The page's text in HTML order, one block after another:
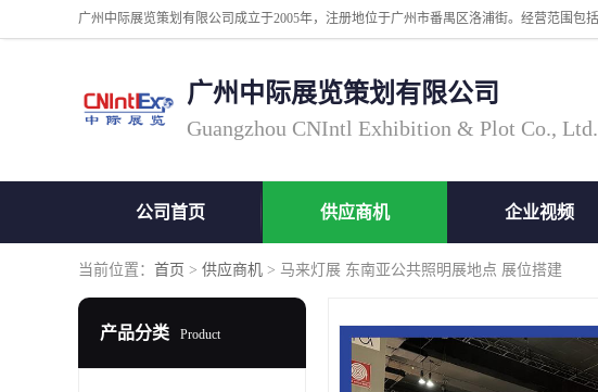
广州中际展览策划有限公司
Guangzhou CNIntl Exhibition & Plot Co., Ltd.
公司首页 供应商机 企业视频
当前位置： 首页 > 供应商机 > 马来灯展 东南亚公共照明展地点 展位搭建
产品分类 Product